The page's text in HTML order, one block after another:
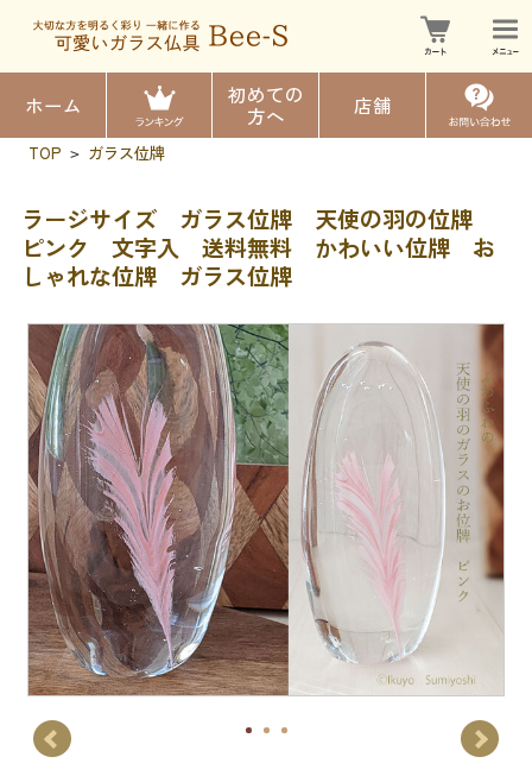
ホーム
初めての
方へ
店舗
TOP > ガラス位牌
ラージサイズ ガラス位牌 天使の羽の位牌
ピンク 文字入 送料無料 かわいい位牌 お
しゃれな位牌 ガラス位牌